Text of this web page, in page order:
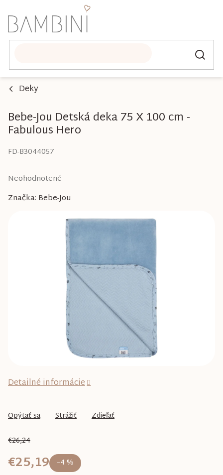
na
obsah
Deky
Bebe-Jou Detská deka 75 X 100 cm -
Fabulous Hero
FD-B3044057
Priemerné
produktu
Neohodnotené
Značka: Bebe-Jou
€26,24
–4 %
€25,19
Detailné informácie
Opýtať sa Strážiť Zdieľať